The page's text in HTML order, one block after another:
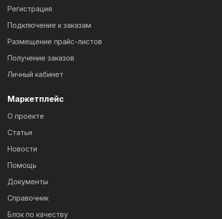
Регистрация
Подключение к заказам
Размещение прайс-листов
Получение заказов
Личный кабинет
Маркетплейс
О проекте
Статьи
Новости
Помощь
Документы
Справочник
Блок по качеству